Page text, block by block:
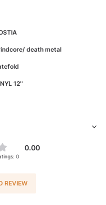
death metal
12''
0.00
0
REVIEW